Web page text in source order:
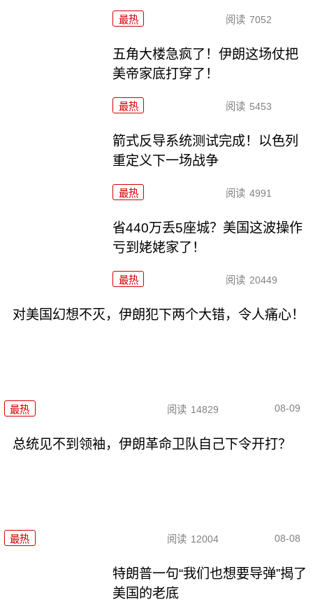
最热 阅读 7052
五角大楼急疯了！伊朗这场仗把
美帝家底打穿了！
最热 阅读 5453
箭式反导系统测试完成！以色列
重定义下一场战争
最热 阅读 4991
省440万丢5座城？美国这波操作
亏到姥姥家了！
最热 阅读 20449
对美国幻想不灭，伊朗犯下两个大错，令人痛心！
最热 阅读 14829 08-09
总统见不到领袖，伊朗革命卫队自己下令开打？
最热 阅读 12004 08-08
特朗普一句“我们也想要导弹”揭了
美国的老底